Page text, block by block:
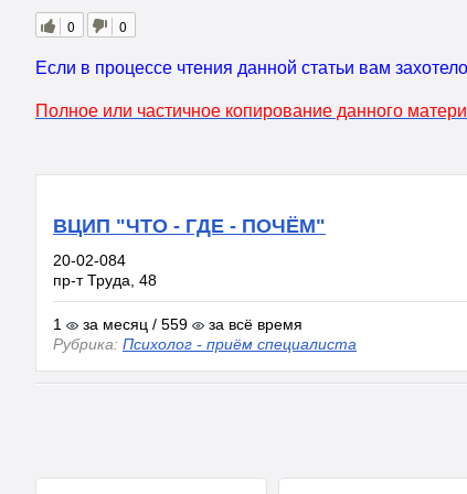
0
0
Если в процессе чтения данной статьи вам
Полное или частичное копирование данного
ВЦИП "ЧТО - ГДЕ - ПОЧЁМ"
20-02-084
пр-т Труда, 48
1 за месяц / 559
за всё время
Рубрика: Психолог - приём специалиста